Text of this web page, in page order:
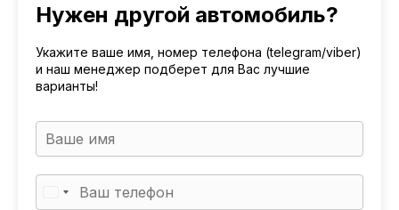
Нужен другой автомобиль?
Укажите ваше имя, номер телефона (telegram/viber)
и наш менеджер подберет для Вас лучшие
варианты!